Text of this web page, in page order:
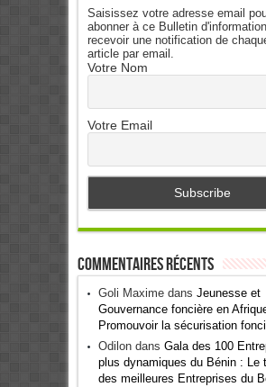
Saisissez votre adresse email
abonner à ce Bulletin
recevoir une notification de
article par email.
Votre Nom
Votre Email
Commentaires récents
Goli Maximedans Jeunesse et
Gouvernance foncière en
Promouvoir la sécurisation
Odilondans Gala des 100
plus dynamiques du Bénin : Le
des meilleures Entreprises du